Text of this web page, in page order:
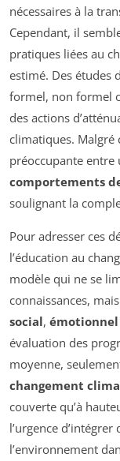
nécessaires à la
Cependant, il
pratiques liées au
estimé. Des études
formel, non formel
des actions
climatiques. Malgré
préoccupante entre
comportements
soulignant la
Pour adresser ces
l’éducation au
modèle qui ne se
connaissances,
social, émotionnel
évaluation des
moyenne,
changement
couverte qu’à
l’urgence
l’environnement